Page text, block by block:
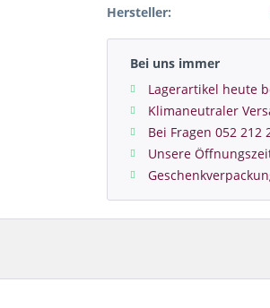
Hersteller:
Bei uns immer
Lagerartikel heute
Klimaneutraler
Bei Fragen 052 212
Unsere